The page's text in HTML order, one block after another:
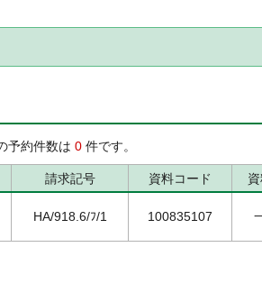
予約件数は 0 件です。
請求記号 資料コード
HA/918.6/ﾌ/1 100835107